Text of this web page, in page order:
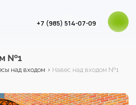
+7 (985) 514-07-09
№1
над входом › Навес над входом №1